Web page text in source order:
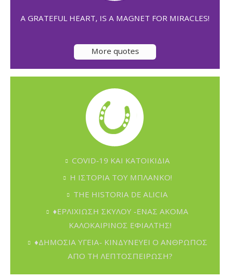
A GRATEFUL HEART, IS A MAGNET FOR MIRACLES!
More quotes
COVID-19 ΚΑΙ ΚΑΤΟΙΚΙΔΙΑ
Η ΙΣΤΟΡΙΑ ΤΟΥ ΜΠΛΑΝΚΟ!
THE HISTORIA DE ALICIA
♦ΕΡΛΙΧΙΩΣΗ ΣΚΥΛΟΥ -ΕΝΑΣ ΑΚΟΜΑ
ΚΑΛΟΚΑΙΡΙΝΟΣ ΕΦΙΑΛΤΗΣ!
♦ΔΗΜΟΣΙΑ ΥΓΕΙΑ- ΚΙΝΔΥΝΕΥΕΙ Ο ΑΝΘΡΩΠΟΣ
ΑΠΟ ΤΗ ΛΕΠΤΟΣΠΕΙΡΩΣΗ?